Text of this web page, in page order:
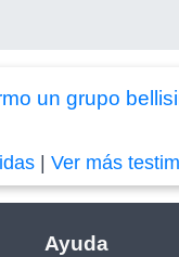
un grupo
|Ver más
Ayuda